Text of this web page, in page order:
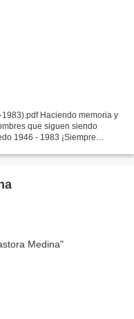
Haciendo memoria y
que siguen siendo
1946 - 1983 ¡Siempre